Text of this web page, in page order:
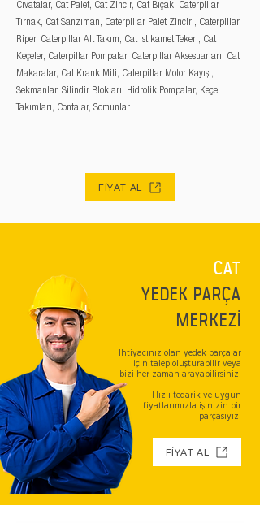
Cıvatalar, Cat Palet, Cat Zincir, Cat Bıçak, Caterpillar
Tırnak, Cat Şanzıman, Caterpillar Palet Zinciri, Caterpillar
Riper, Caterpillar Alt Takım, Cat İstikamet Tekeri, Cat
Keçeler, Caterpillar Pompalar, Caterpillar Aksesuarları, Cat
Makaralar, Cat Krank Mili, Caterpillar Motor Kayışı,
Sekmanlar, Silindir Blokları, Hidrolik Pompalar, Keçe
Takımları, Contalar, Somunlar
FİYAT AL
CAT
YEDEK PARÇA
MERKEZİ
İhtiyacınız olan yedek parçalar
için talep oluşturabilir veya
bizi her zaman arayabilirsiniz.
Hızlı tedarik ve uygun
fiyatlarımızla işinizin bir
parçasıyız.
FİYAT AL